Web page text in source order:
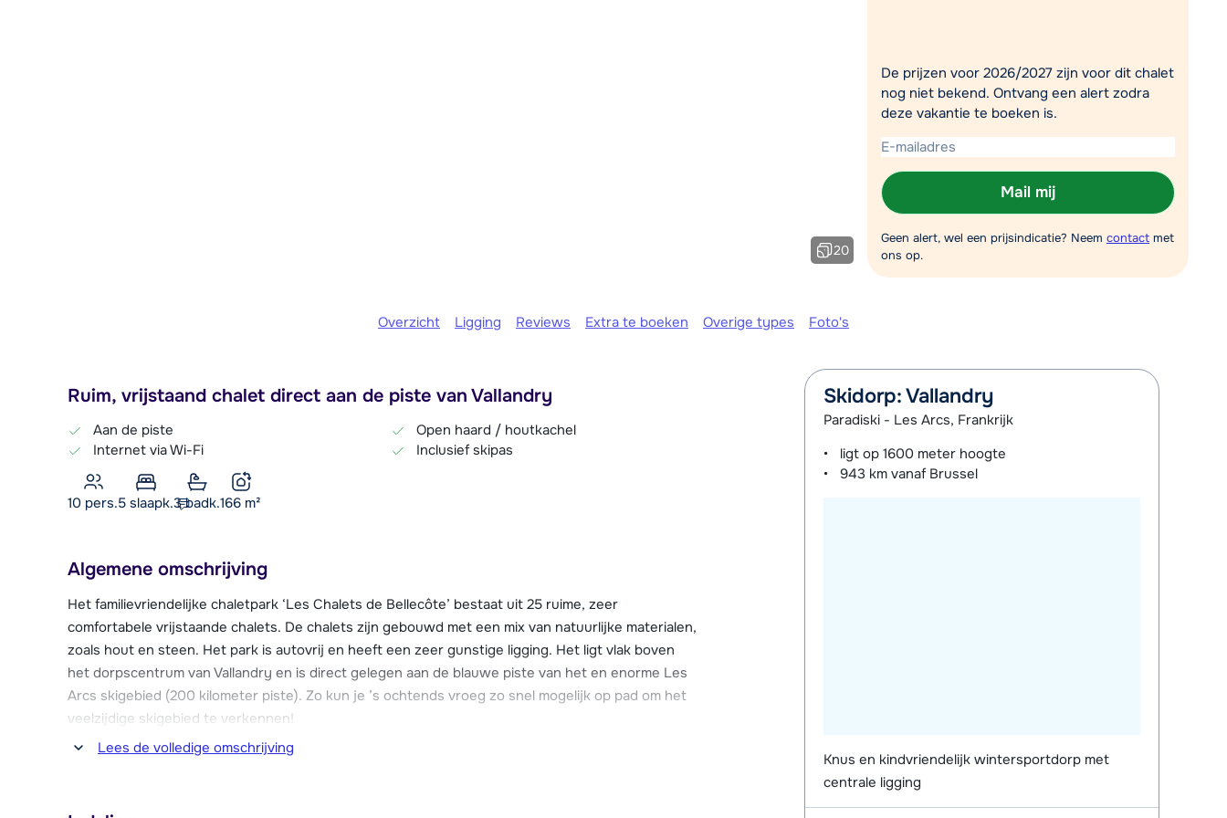
Chat met wintersportspecialist
20
De prijzen voor 2026/2027 zijn voor dit chalet
nog niet bekend. Ontvang een alert zodra
deze vakantie te boeken is.
Mail mij
Geen alert, wel een prijsindicatie? Neem contact met
ons op.
Overzicht Ligging Reviews Extra te boeken Overige types Foto's
Ruim, vrijstaand chalet direct aan de piste van Vallandry
Aan de piste
Internet via Wi-Fi
Open haard / houtkachel
Inclusief skipas
10 pers.5 slaapk.3 badk.166 m²
Algemene omschrijving
Het familievriendelijke chaletpark ‘Les Chalets de Bellecôte’ bestaat uit 25 ruime, zeer
comfortabele vrijstaande chalets. De chalets zijn gebouwd met een mix van natuurlijke materialen,
zoals hout en steen. Het park is autovrij en heeft een zeer gunstige ligging. Het ligt vlak boven
het dorpscentrum van Vallandry en is direct gelegen aan de blauwe piste van het en enorme Les
Arcs skigebied (200 kilometer piste). Zo kun je ’s ochtends vroeg zo snel mogelijk op pad om het
veelzijdige skigebied te verkennen!
kun je zelfs de befaamde Mont Blanc zien. Vanaf de Chalets de Bellecôte kom je gemakkelijk in het
Lees de volledige omschrijving
Skidorp: Vallandry
Paradiski - Les Arcs, Frankrijk
ligt op1600 meter hoogte
943 km vanaf Brussel
Knus en kindvriendelijk wintersportdorp met
centrale ligging